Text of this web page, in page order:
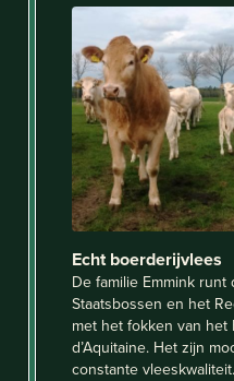
Echt boerderijvlees
De familie Emmink
Staatsbossen en het
met het fokken van
d’Aquitaine. Het zijn
constante vleeskwaliteit.